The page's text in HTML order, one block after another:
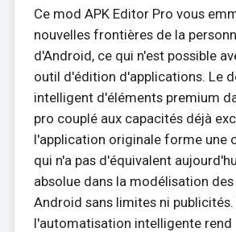
Ce mod APK Editor Pro vous
nouvelles frontières de la
d'Android, ce qui n'est possible
outil d'édition d'applications. Le
intelligent d'éléments premium
pro couplé aux capacités déjà
l'application originale forme une
qui n'a pas d'équivalent
absolue dans la modélisation
Android sans limites ni publicités.
l'automatisation intelligente rend